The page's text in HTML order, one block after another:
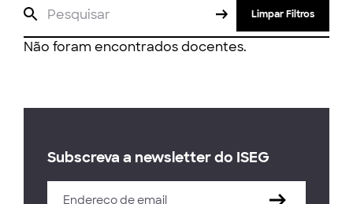
Limpar Filtros
Não foram encontrados docentes.
Subscreva a newsletter do ISEG